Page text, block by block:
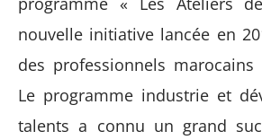
nouvelle initiative lancée en
des professionnels
Le programme industrie et
talents a connu un grand